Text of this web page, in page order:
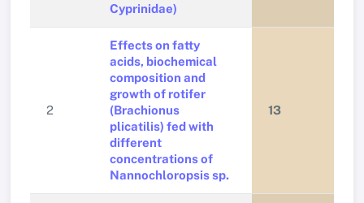
Cyprinidae)
2
Effects on fatty
acids, biochemical
composition and
growth of rotifer
(Brachionus
plicatilis) fed with
different
concentrations of
Nannochloropsis sp.
13